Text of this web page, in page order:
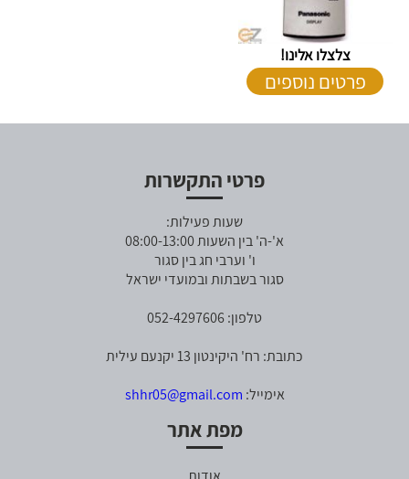
צלצלו אלינו!
פרטים נוספים
פרטי התקשרות
שעות פעילות:
א'-ה' בין השעות 08:00-13:00
ו' וערבי חג בין סגור
סגור בשבתות ובמועדי ישראל
טלפון: 052-4297606
כתובת: רח' היקינטון 13 יקנעם עילית
אימייל: shhr05@gmail.com
מפת אתר